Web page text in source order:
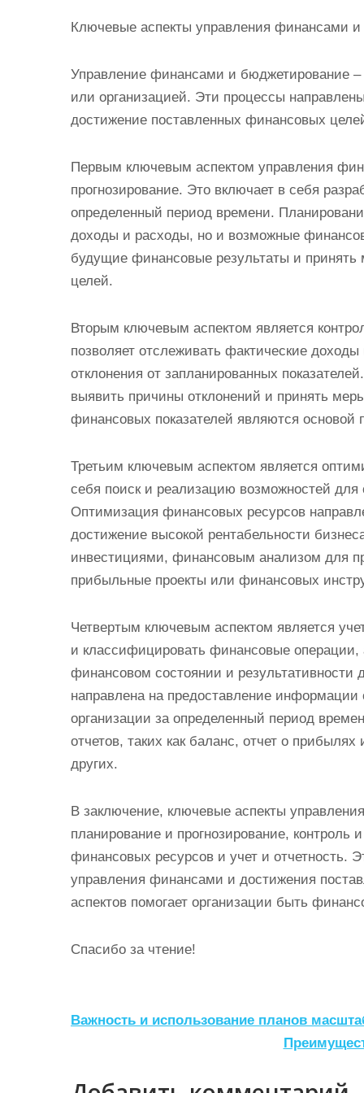
Ключевые аспекты управления финансами
Управление финансами и бюджетирование
или организацией. Эти процессы
достижение поставленных финансовых
Первым ключевым аспектом управления
прогнозирование. Это включает в себя
определенный период времени.
доходы и расходы, но и возможные
будущие финансовые результаты и
целей.
Вторым ключевым аспектом является
позволяет отслеживать фактические
отклонения от запланированных
выявить причины отклонений и принять
финансовых показателей являются
Третьим ключевым аспектом является
себя поиск и реализацию возможностей
Оптимизация финансовых ресурсов
достижение высокой рентабельности
инвестициями, финансовым анализом для
прибыльные проекты или финансовых
Четвертым ключевым аспектом является
и классифицировать финансовые
финансовом состоянии и результативности
направлена на предоставление
организации за определенный период
отчетов, таких как баланс, отчет о
других.
В заключение, ключевые аспекты
планирование и прогнозирование,
финансовых ресурсов и учет и отчетность.
управления финансами и достижения
аспектов помогает организации быть
Спасибо за чтение!
Н
в
Важность и использование планов